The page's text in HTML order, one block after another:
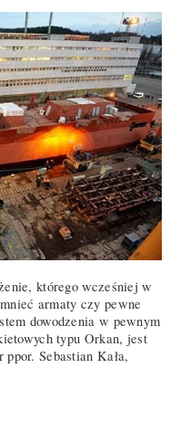
którego wcześniej w
armaty czy pewne
dowodzenia w pewnym
typu Orkan, jest
Sebastian Kała,